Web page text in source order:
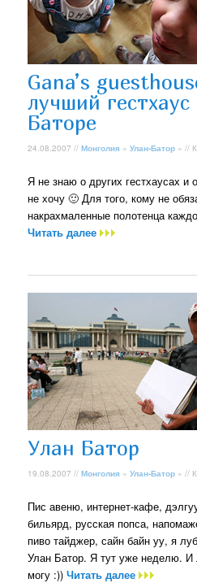
Gana’s
лучший гестхаус
Баторе
24.08.2007 //Монголия »Улан-Батор » //
Я не знаю о других гестхаусах и
не хочу 🙂 Для того, кому не
накрахмаленные полотенца
Читать далее
Улан Батор
19.08.2007 //Монголия »Улан-Батор » //
Пис авеню, интернет-кафе,
бильярд, русская попса,
пиво тайджер, сайн байн уу, я
Улан Батор. Я тут уже неделю. И
могу :))Читать далее